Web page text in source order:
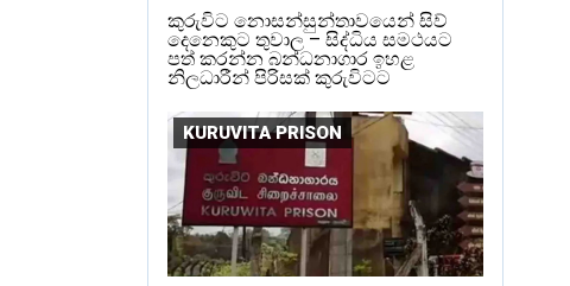
කුරුවිට නොසන්සුන්තාවයෙන් සිව්
දෙනෙකුට තුවාල – සිද්ධිය සමථයට
පත් කරන්න බන්ධනාගාර ඉහළ
නිලධාරීන් පිරිසක් කුරුවිටට
KURUVITA PRISON